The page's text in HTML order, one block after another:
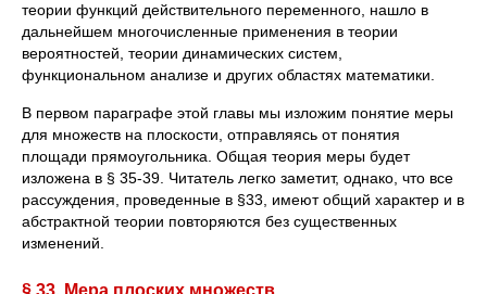
теории функций действительного переменного, нашло в
дальнейшем многочисленные применения в теории
вероятностей, теории динамических систем,
функциональном анализе и других областях математики.
В первом параграфе этой главы мы изложим понятие меры
для множеств на плоскости, отправляясь от понятия
площади прямоугольника. Общая теория меры будет
изложена в § 35-39. Читатель легко заметит, однако, что все
рассуждения, проведенные в §33, имеют общий характер и в
абстрактной теории повторяются без существенных
изменений.
§ 33. Мера плоских множеств